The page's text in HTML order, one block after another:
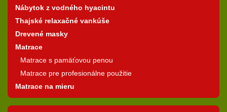
Nábytok z vodného hyacintu
Thajské relaxačné vankúše
Drevené masky
Matrace
Matrace s pamäťovou penou
Matrace pre profesionálne použitie
Matrace na mieru